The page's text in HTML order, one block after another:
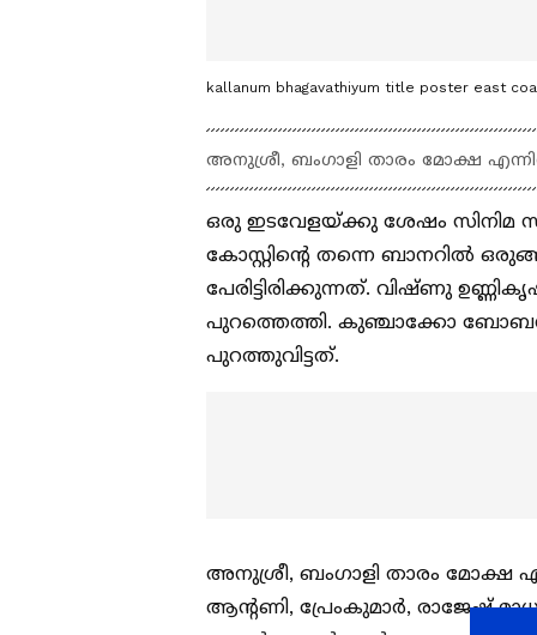
kallanum bhagavathiyum title poster east
അനുശ്രീ, ബംഗാളി താരം മോക്ഷ
ഒരു ഇടവേളയ്ക്കു ശേഷം സിനിമ
കോസ്റ്റിന്റെ തന്നെ ബാനറില്‍
പേരിട്ടിരിക്കുന്നത്. വിഷ്ണു
പുറത്തെത്തി. കുഞ്ചാക്കോ
പുറത്തുവിട്ടത്.
അനുശ്രീ, ബംഗാളി താരം മോക്ഷ
ആൻ്റണി, പ്രേംകുമാർ, രാജേഷ്